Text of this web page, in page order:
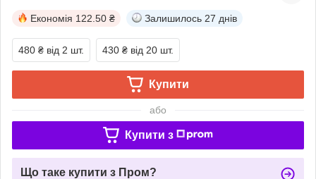
Економія 122.50 ₴ Залишилось 27 днів
480 ₴ від 2 шт. 430 ₴ від 20 шт.
Купити
або
Купити з
Що таке купити з Пром?